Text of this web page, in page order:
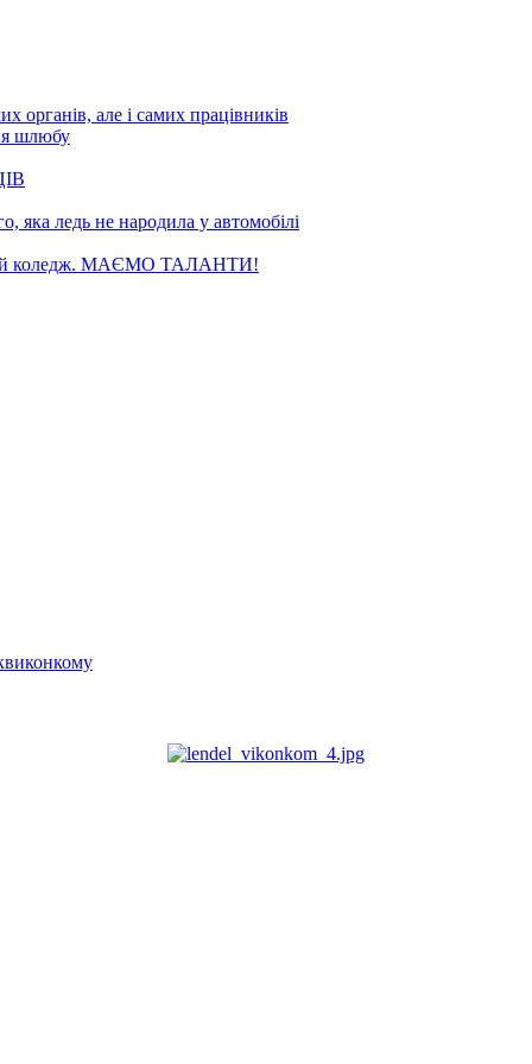
органів, але і самих працівників
шлюбу
яка ледь не народила у автомобілі
коледж. МАЄМО ТАЛАНТИ!